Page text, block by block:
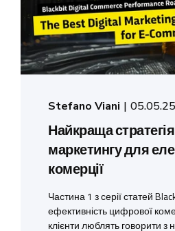
Stefano Viani 05.05.25
Найкраща
маркетингу для
комерції
Частина 1 з серії статей
ефективність цифрової
клієнти люблять говорити з